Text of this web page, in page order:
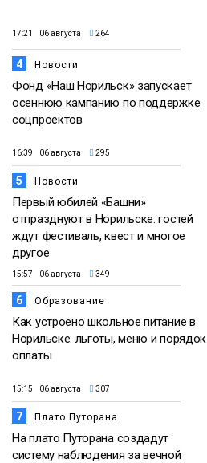
17:21 06 августа 264
4 Новости
Фонд «Наш Норильск» запускает
осеннюю кампанию по поддержке
соцпроектов
16:39 06 августа 295
5 Новости
Первый юбилей «Башни»
отпразднуют в Норильске: гостей
ждут фестиваль, квест и многое
другое
15:57 06 августа 349
6 Образование
Как устроено школьное питание в
Норильске: льготы, меню и порядок
оплаты
15:15 06 августа 307
7 Плато Путорана
На плато Путорана создадут
систему наблюдения за вечной